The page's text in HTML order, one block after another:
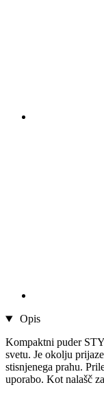
Opis
Kompaktni puder
svetu. Je okolju
stisnjenega prahu.
uporabo. Kot nalašč